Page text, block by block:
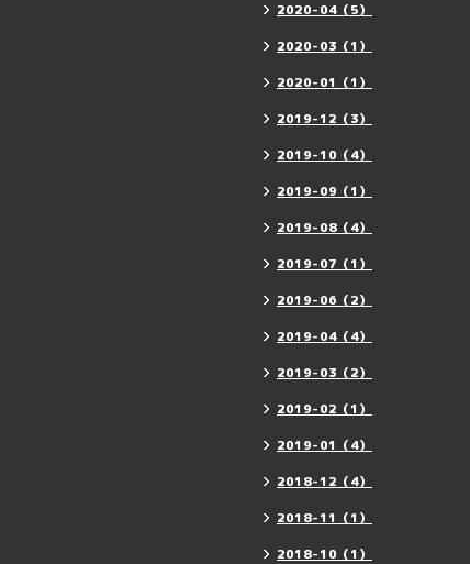
2020-04（5）
2020-03（1）
2020-01（1）
2019-12（3）
2019-10（4）
2019-09（1）
2019-08（4）
2019-07（1）
2019-06（2）
2019-04（4）
2019-03（2）
2019-02（1）
2019-01（4）
2018-12（4）
2018-11（1）
2018-10（1）